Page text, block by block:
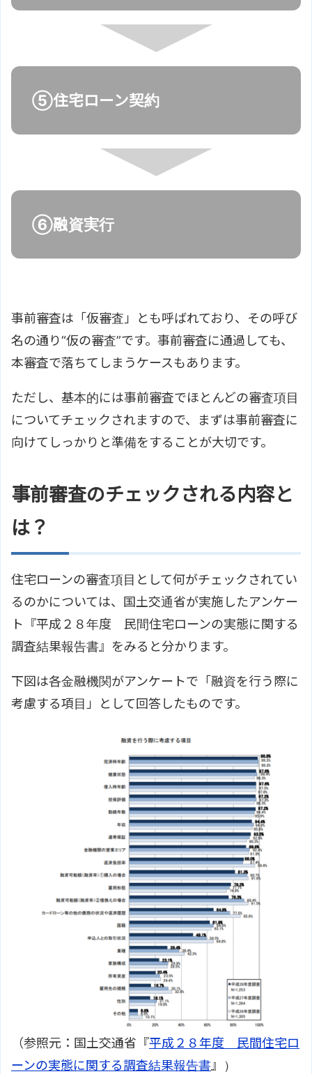
⑤住宅ローン契約
⑥融資実行
事前審査は「仮審査」とも呼ばれており、その呼び
名の通り“仮の審査”です。事前審査に通過しても、
本審査で落ちてしまうケースもあります。
ただし、基本的には事前審査でほとんどの審査項目
についてチェックされますので、まずは事前審査に
向けてしっかりと準備をすることが大切です。
事前審査のチェックされる内容と
は？
住宅ローンの審査項目として何がチェックされてい
るのかについては、国土交通省が実施したアンケー
ト『平成２８年度 民間住宅ローンの実態に関する
調査結果報告書』をみると分かります。
下図は各金融機関がアンケートで「融資を行う際に
考慮する項目」として回答したものです。
（参照元：国土交通省『平成２８年度 民間住宅ロ
ーンの実態に関する調査結果報告書』）